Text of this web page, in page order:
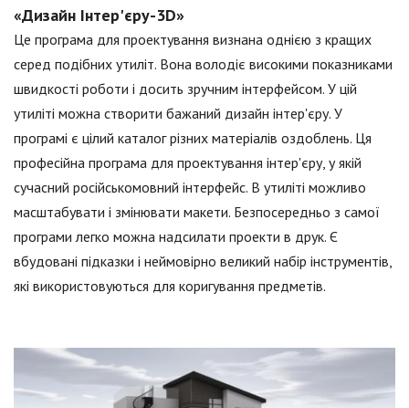
«Дизайн Інтер'єру-3D»
Це програма для проектування визнана однією з кращих
серед подібних утиліт. Вона володіє високими показниками
швидкості роботи і досить зручним інтерфейсом. У цій
утиліті можна створити бажаний дизайн інтер'єру. У
програмі є цілий каталог різних матеріалів оздоблень. Ця
професійна програма для проектування інтер'єру, у якій
сучасний російськомовний інтерфейс. В утиліті можливо
масштабувати і змінювати макети. Безпосередньо з самої
програми легко можна надсилати проекти в друк. Є
вбудовані підказки і неймовірно великий набір інструментів,
які використовуються для коригування предметів.